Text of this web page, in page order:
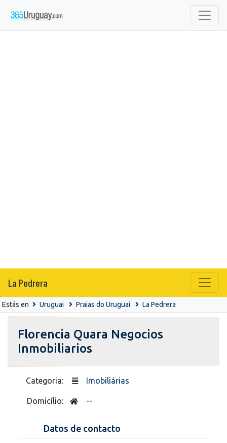
La Pedrera
Estás en Uruguai Praias do Uruguai La Pedrera
Florencia Quara Negocios
Inmobiliarios
Categoria: Imobiliárias
Domicílio: --
Datos de contacto